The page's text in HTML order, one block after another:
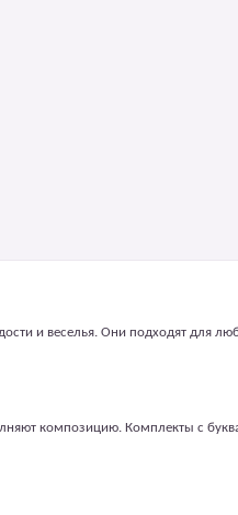
и веселья. Они подходят для
композицию. Комплекты с